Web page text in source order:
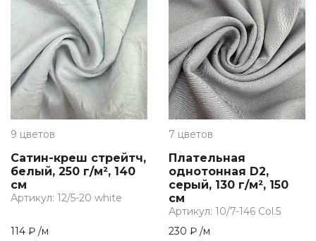
9 цветов
Сатин-креш стрейтч,
белый, 250 г/м², 140
см
Артикул: 12/5-20 white
114 ₽ /м
7 цветов
Плательная
однотонная D2,
серый, 130 г/м², 150
см
Артикул: 10/7-146 Col.5
230 ₽ /м